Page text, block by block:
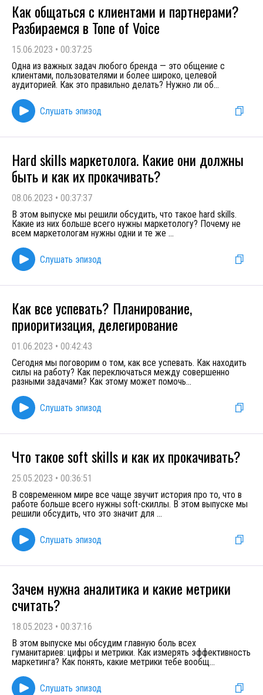
Как общаться с клиентами и партнерами?
Разбираемся в Tone of Voice
15.06.2023 • 00:37:25
Одна из важных задач любого бренда — это общение с
клиентами, пользователями и более широко, целевой
аудиторией. Как это правильно делать? Нужно ли об...
Слушать эпизод
Hard skills маркетолога. Какие они должны
быть и как их прокачивать?
08.06.2023 • 00:37:37
В этом выпуске мы решили обсудить, что такое hard skills.
Какие из них больше всего нужны маркетологу? Почему не
всем маркетологам нужны одни и те же ...
Слушать эпизод
Как все успевать? Планирование,
приоритизация, делегирование
01.06.2023 • 00:42:43
Сегодня мы поговорим о том, как все успевать. Как находить
силы на работу? Как переключаться между совершенно
разными задачами? Как этому может помочь...
Слушать эпизод
Что такое soft skills и как их прокачивать?
25.05.2023 • 00:36:51
В современном мире все чаще звучит история про то, что в
работе больше всего нужны soft-скиллы. В этом выпуске мы
решили обсудить, что это значит для ...
Слушать эпизод
Зачем нужна аналитика и какие метрики
считать?
18.05.2023 • 00:37:16
В этом выпуске мы обсудим главную боль всех
гуманитариев: цифры и метрики. Как измерять эффективность
маркетинга? Как понять, какие метрики тебе вообщ...
Слушать эпизод